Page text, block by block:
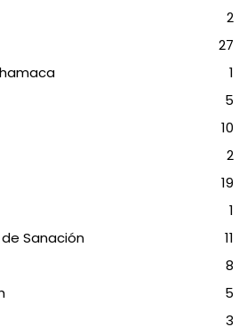
2
27
1
5
10
2
19
1
Sanación
11
8
5
3